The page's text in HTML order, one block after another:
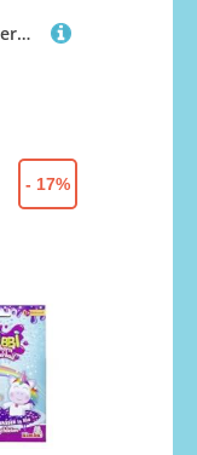
INKEE Bath Slime Galupy Mermaid 8er Pack | Badeschleim für Kinder komplettes Verkaufsdisplay, neon-pinkes Schleimpulver mit Zuckerwatte-Aroma, 8X 100g, Badezusatz Kinder
- 17%